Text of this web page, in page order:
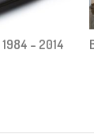
– 2014